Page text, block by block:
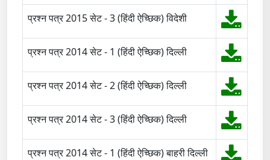
प्रश्न पत्र 2015 सेट - 3 (हिंदी ऐच्छिक) विदेशी
प्रश्न पत्र 2014 सेट - 1 (हिंदी ऐच्छिक) दिल्ली
प्रश्न पत्र 2014 सेट - 2 (हिंदी ऐच्छिक) दिल्ली
प्रश्न पत्र 2014 सेट - 3 (हिंदी ऐच्छिक) दिल्ली
प्रश्न पत्र 2014 सेट - 1 (हिंदी ऐच्छिक) बाहरी दिल्ली